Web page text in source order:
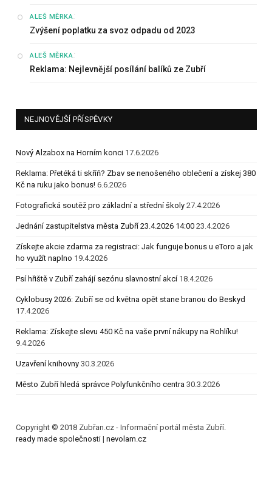
ALEŠ MĚRKA:
Zvýšení poplatku za svoz odpadu od 2023
ALEŠ MĚRKA:
Reklama: Nejlevnější posílání balíků ze Zubří
NEJNOVĚJŠÍ PŘÍSPĚVKY
Nový Alzabox na Horním konci 17.6.2026
Reklama: Přetéká ti skříň? Zbav se nenošeného oblečení a získej 380
Kč na ruku jako bonus! 6.6.2026
Fotografická soutěž pro základní a střední školy 27.4.2026
Jednání zastupitelstva města Zubří 23.4.2026 14:00 23.4.2026
Získejte akcie zdarma za registraci: Jak funguje bonus u eToro a jak
ho využít naplno 19.4.2026
Psí hřiště v Zubří zahájí sezónu slavnostní akcí 18.4.2026
Cyklobusy 2026: Zubří se od května opět stane branou do Beskyd
17.4.2026
Reklama: Získejte slevu 450 Kč na vaše první nákupy na Rohlíku!
9.4.2026
Uzavření knihovny 30.3.2026
Město Zubří hledá správce Polyfunkčního centra 30.3.2026
Copyright © 2018 Zubřan.cz - Informační portál města Zubří.
ready made společnosti | nevolam.cz